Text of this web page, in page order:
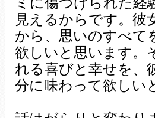
見えるからです。彼
から、思いのすべて
欲しいと思います。
れる喜びと幸せを、
分に味わって欲しい